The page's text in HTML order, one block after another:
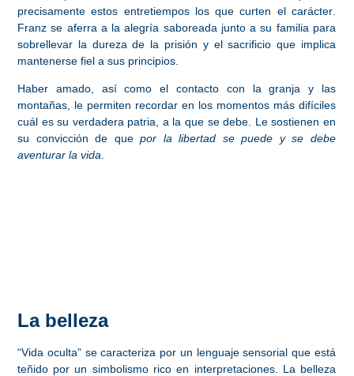
precisamente estos entretiempos los que curten el carácter
Franz se aferra a la alegría saboreada junto a su familia para
sobrellevar la dureza de la prisión y el sacrificio que implica
mantenerse fiel a sus principios.
Haber amado, así como el contacto con la granja y las
montañas, le permiten recordar en los momentos más difíciles
cuál es su verdadera patria, a la que se debe. Le sostienen en
su convicción de quepor la libertad se puede y se debe
aventurar la vida.
La belleza
“Vida oculta” se caracteriza por un lenguaje sensorial que está
teñido por un simbolismo rico en interpretaciones. La belleza